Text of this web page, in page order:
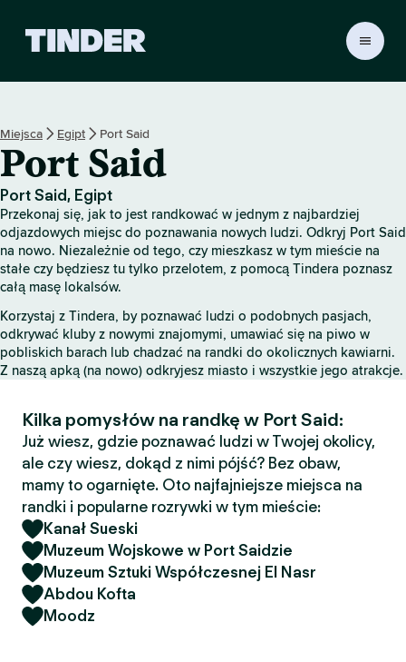
S
t
o
n
a
g
w
n
a
Miejsca Egipt Port Said
Port Said
Port Said, Egipt
Przekonaj się, jak to jest randkować w jednym z najbardziej
odjazdowych miejsc do poznawania nowych ludzi. Odkryj Port Said
na nowo. Niezależnie od tego, czy mieszkasz w tym mieście na
stałe czy będziesz tu tylko przelotem, z pomocą Tindera poznasz
całą masę lokalsów.
Korzystaj z Tindera, by poznawać ludzi o podobnych pasjach,
odkrywać kluby z nowymi znajomymi, umawiać się na piwo w
pobliskich barach lub chadzać na randki do okolicznych kawiarni.
Z naszą apką (na nowo) odkryjesz miasto i wszystkie jego atrakcje.
Kilka pomysłów na randkę w Port Said:
Już wiesz, gdzie poznawać ludzi w Twojej okolicy,
ale czy wiesz, dokąd z nimi pójść? Bez obaw,
mamy to ogarnięte. Oto najfajniejsze miejsca na
randki i popularne rozrywki w tym mieście:
Kanał Sueski
Muzeum Wojskowe w Port Saidzie
Muzeum Sztuki Współczesnej El Nasr
Abdou Kofta
Moodz